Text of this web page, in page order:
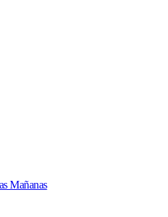
Mañanas